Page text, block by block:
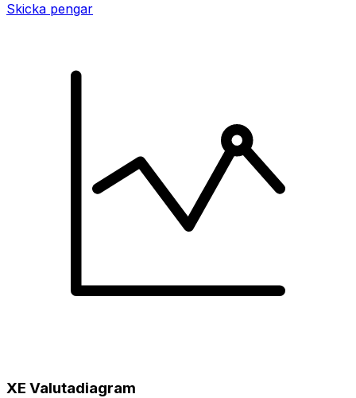
Skicka pengar
XE Valutadiagram